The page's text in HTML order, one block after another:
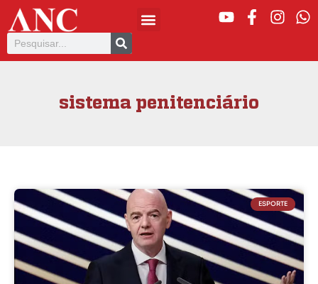
sistema penitenciário
ESPORTE